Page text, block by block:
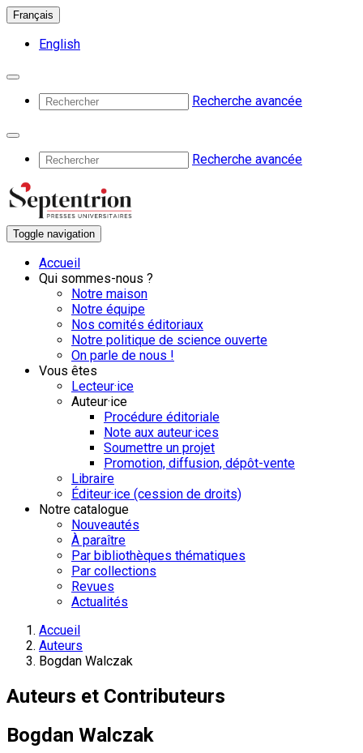
Français
English
Recherche avancée
Recherche avancée
Toggle navigation
Accueil
Qui sommes-nous ?
Notre maison
Notre équipe
Nos comités éditoriaux
Notre politique de science ouverte
On parle de nous !
Vous êtes
Lecteur·ice
Auteur·ice
Procédure éditoriale
Note aux auteur·ices
Soumettre un projet
Promotion, diffusion, dépôt-vente
Libraire
Éditeur·ice (cession de droits)
Notre catalogue
Nouveautés
À paraître
Par bibliothèques thématiques
Par collections
Revues
Actualités
Accueil
Auteurs
Bogdan Walczak
Auteurs et Contributeurs
Bogdan Walczak